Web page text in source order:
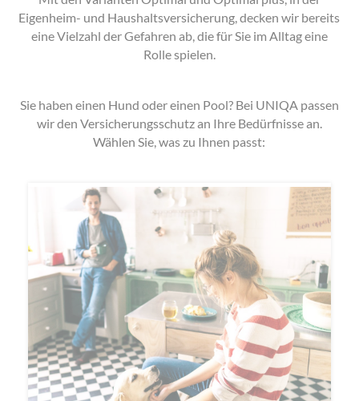
Eigenheim- und Haushaltsversicherung, decken wir bereits
eine Vielzahl der Gefahren ab, die für Sie im Alltag eine
Rolle spielen.
Sie haben einen Hund oder einen Pool? Bei UNIQA passen
wir den Versicherungsschutz an Ihre Bedürfnisse an.
Wählen Sie, was zu Ihnen passt: